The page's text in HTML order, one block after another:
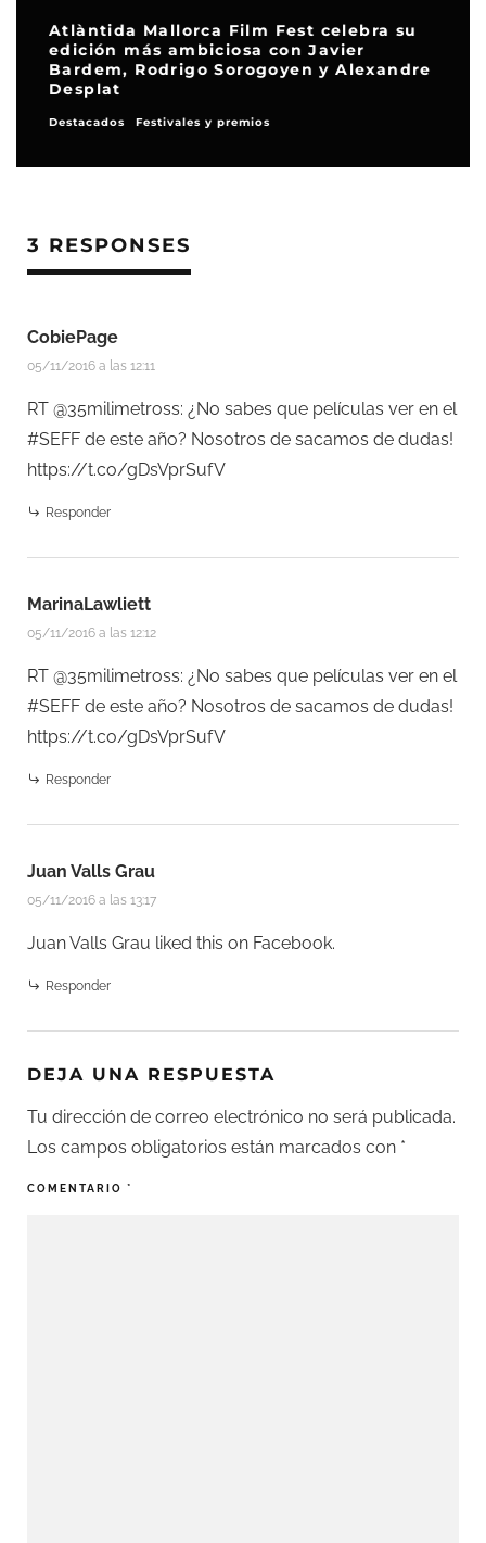
Atlàntida Mallorca Film Fest celebra su
edición más ambiciosa con Javier
Bardem, Rodrigo Sorogoyen y Alexandre
Desplat
Destacados Festivales y premios
3 RESPONSES
CobiePage
05/11/2016 a las 12:11
RT @35milimetross: ¿No sabes que películas ver en el
#SEFF de este año? Nosotros de sacamos de dudas!
https://t.co/gDsVprSufV
Responder
MarinaLawliett
05/11/2016 a las 12:12
RT @35milimetross: ¿No sabes que películas ver en el
#SEFF de este año? Nosotros de sacamos de dudas!
https://t.co/gDsVprSufV
Responder
Juan Valls Grau
05/11/2016 a las 13:17
Juan Valls Grau liked this on Facebook.
Responder
DEJA UNA RESPUESTA
Tu dirección de correo electrónico no será publicada.
Los campos obligatorios están marcados con *
COMENTARIO *